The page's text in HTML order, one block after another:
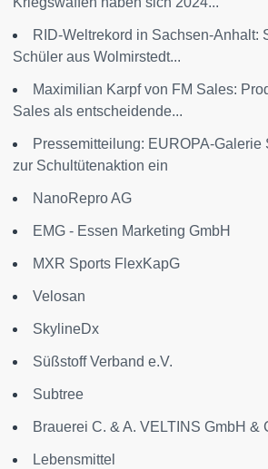
RID-Weltrekord in Sachsen-Anhalt:
Schüler aus Wolmirstedt...
Maximilian Karpf von FM Sales:
Sales als entscheidende...
Pressemitteilung: EUROPA-Galerie
zur Schultütenaktion ein
NanoRepro AG
EMG - Essen Marketing GmbH
MXR Sports FlexKapG
Velosan
SkylineDx
Süßstoff Verband e.V.
Subtree
Brauerei C. & A. VELTINS GmbH &
Lebensmittel